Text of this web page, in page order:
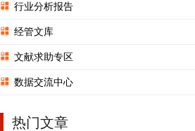
行业分析报告
经管文库
文献求助专区
数据交流中心
热门文章